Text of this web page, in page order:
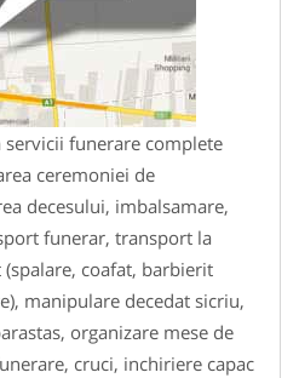
funerare complete
ceremoniei de
decesului, imbalsamare,
funerar, transport la
coafat, barbierit
manipulare decedat sicriu,
organizare mese de
cruci, inchiriere capac